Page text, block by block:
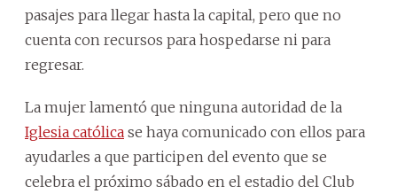
pasajes para llegar hasta la capital, pero que no
cuenta con recursos para hospedarse ni para
regresar.
La mujer lamentó que ninguna autoridad de la
Iglesia católica se haya comunicado con ellos para
ayudarles a que participen del evento que se
celebra el próximo sábado en el estadio del Club